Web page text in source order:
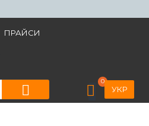
УКР
ПРАЙСИ
0